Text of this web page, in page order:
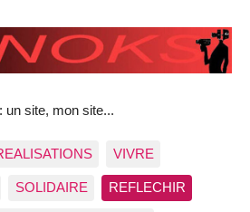
un site, mon site...
VIVRE
SOLIDAIRE REFLECHIR